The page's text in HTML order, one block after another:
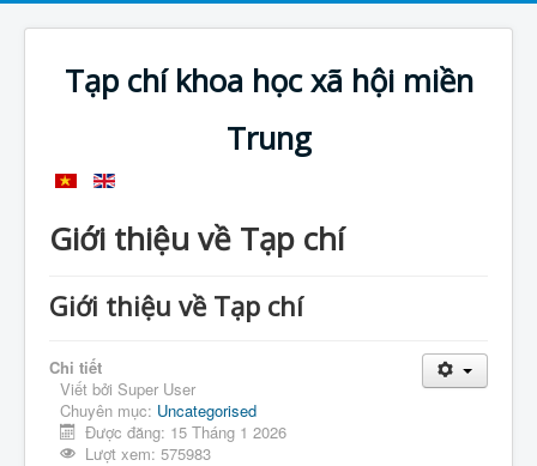
Tạp chí khoa học xã hội miền
Trung
Giới thiệu về Tạp chí
Giới thiệu về Tạp chí
Chi tiết
Viết bởi Super User
Chuyên mục: Uncategorised
Được đăng: 15 Tháng 1 2026
Lượt xem: 575983